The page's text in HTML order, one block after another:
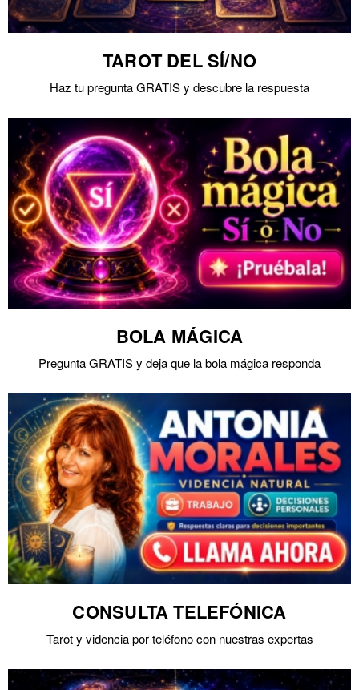
TAROT DEL SÍ/NO
Haz tu pregunta GRATIS y descubre la respuesta
BOLA MÁGICA
Pregunta GRATIS y deja que la bola mágica responda
CONSULTA TELEFÓNICA
Tarot y videncia por teléfono con nuestras expertas